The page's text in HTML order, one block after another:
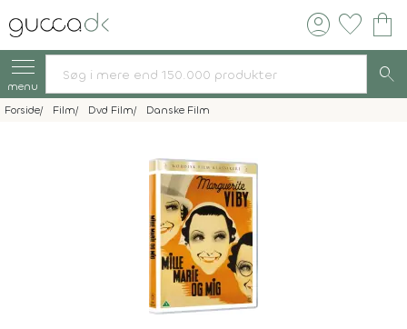
account_circle favorite shopping_bag
menu search
Forside Film Dvd Film Danske Film